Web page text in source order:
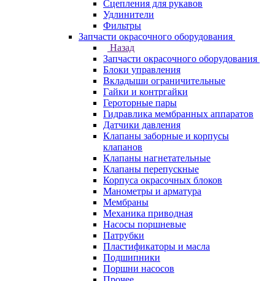
Сцепления для рукавов
Удлинители
Фильтры
Запчасти окрасочного оборудования
Назад
Запчасти окрасочного оборудования
Блоки управления
Вкладыши ограничительные
Гайки и контргайки
Героторные пары
Гидравлика мембранных аппаратов
Датчики давления
Клапаны заборные и корпусы
клапанов
Клапаны нагнетательные
Клапаны перепускные
Корпуса окрасочных блоков
Манометры и арматура
Мембраны
Механика приводная
Насосы поршневые
Патрубки
Пластификаторы и масла
Подшипники
Поршни насосов